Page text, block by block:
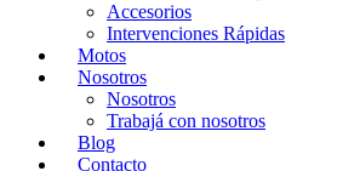
Accesorios
Intervenciones Rápidas
Motos
Nosotros
Nosotros
Trabajá con nosotros
Blog
Contacto